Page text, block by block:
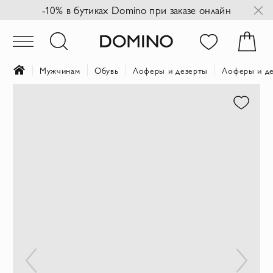
-10% в бутиках Domino при заказе онлайн
Мужчинам Обувь Лоферы и дезерты Лоферы и